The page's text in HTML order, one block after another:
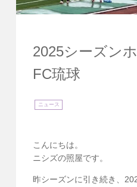
2025シーズン
FC琉球
ニュース
こんにちは。
ニシズの照屋です。
昨シーズンに引き続き、